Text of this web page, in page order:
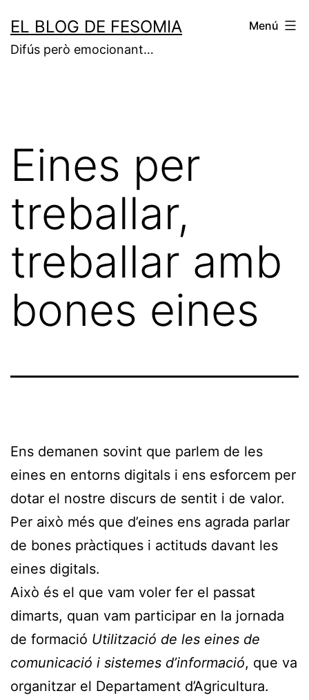
contingut
EL BLOG DE FESOMIA
Difús però emocionant…
Menú
Eines per
treballar,
treballar amb
bones eines
Ens demanen sovint que parlem de les
eines en entorns digitals i ens esforcem per
dotar el nostre discurs de sentit i de valor.
Per això més que d’eines ens agrada parlar
de bones pràctiques i actituds davant les
eines digitals.
Això és el que vam voler fer el passat
dimarts, quan vam participar en la jornada
de formació Utilització de les eines de
comunicació i sistemes d’informació, que va
organitzar el Departament d’Agricultura.